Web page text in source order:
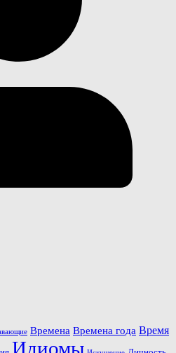
Времена Времена года Время
Идиомы